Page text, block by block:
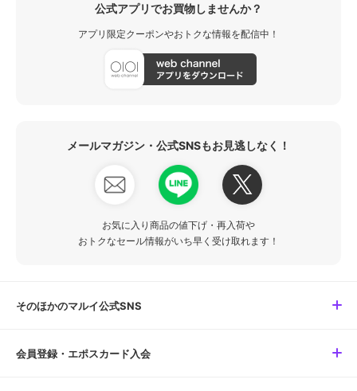
公式アプリでお買物しませんか？
アプリ限定クーポンやおトクな情報を配信中！
メールマガジン・公式SNSもお見逃しなく！
お気に入り商品の値下げ・再入荷や
おトクなセール情報がいち早く受け取れます！
そのほかのマルイ公式SNS
会員登録・エポスカード入会